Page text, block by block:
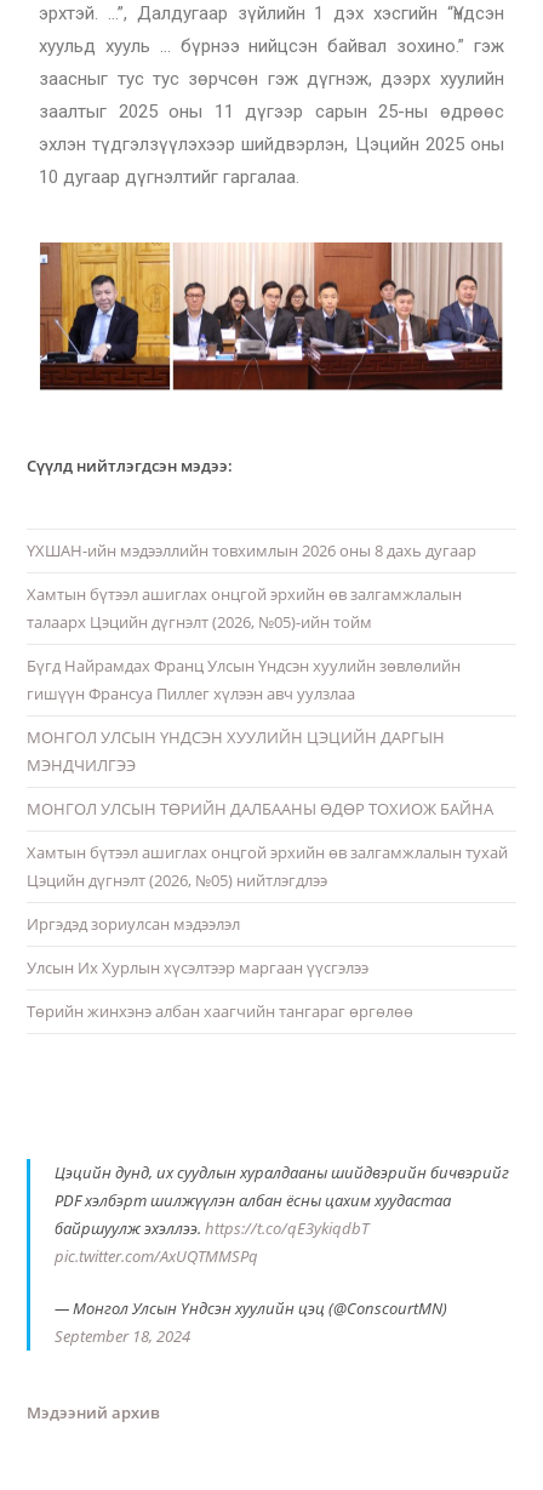
эрхтэй. …”, Далдугаар зүйлийн 1 дэх хэсгийн “Үндсэн
хуульд хууль … бүрнээ нийцсэн байвал зохино.” гэж
заасныг тус тус зөрчсөн гэж дүгнэж, дээрх хуулийн
заалтыг 2025 оны 11 дүгээр сарын 25-ны өдрөөс
эхлэн түдгэлзүүлэхээр шийдвэрлэн, Цэцийн 2025 оны
10 дугаар дүгнэлтийг гаргалаа.
Сүүлд нийтлэгдсэн мэдээ:
ҮХШАН-ийн мэдээллийн товхимлын 2026 оны 8 дахь дугаар
Хамтын бүтээл ашиглах онцгой эрхийн өв залгамжлалын
талаарх Цэцийн дүгнэлт (2026, №05)-ийн тойм
Бүгд Найрамдах Франц Улсын Үндсэн хуулийн зөвлөлийн
гишүүн Франсуа Пиллег хүлээн авч уулзлаа
МОНГОЛ УЛСЫН ҮНДСЭН ХУУЛИЙН ЦЭЦИЙН ДАРГЫН
МЭНДЧИЛГЭЭ
МОНГОЛ УЛСЫН ТӨРИЙН ДАЛБААНЫ ӨДӨР ТОХИОЖ БАЙНА
Хамтын бүтээл ашиглах онцгой эрхийн өв залгамжлалын тухай
Цэцийн дүгнэлт (2026, №05) нийтлэгдлээ
Иргэдэд зориулсан мэдээлэл
Улсын Их Хурлын хүсэлтээр маргаан үүсгэлээ
Төрийн жинхэнэ албан хаагчийн тангараг өргөлөө
Цэцийн дунд, их суудлын хуралдааны шийдвэрийн бичвэрийг
PDF хэлбэрт шилжүүлэн албан ёсны цахим хуудастаа
байршуулж эхэллээ.https://t.co/qE3ykiqdbT
pic.twitter.com/AxUQTMMSPq
— Монгол Улсын Үндсэн хуулийн цэц (@ConscourtMN)
September 18, 2024
Мэдээний архив